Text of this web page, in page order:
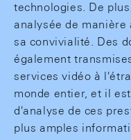
technologies. De
analysée de
sa convivialité. Des
également
services vidéo à
monde entier, et il
d'analyse de ces
plus amples